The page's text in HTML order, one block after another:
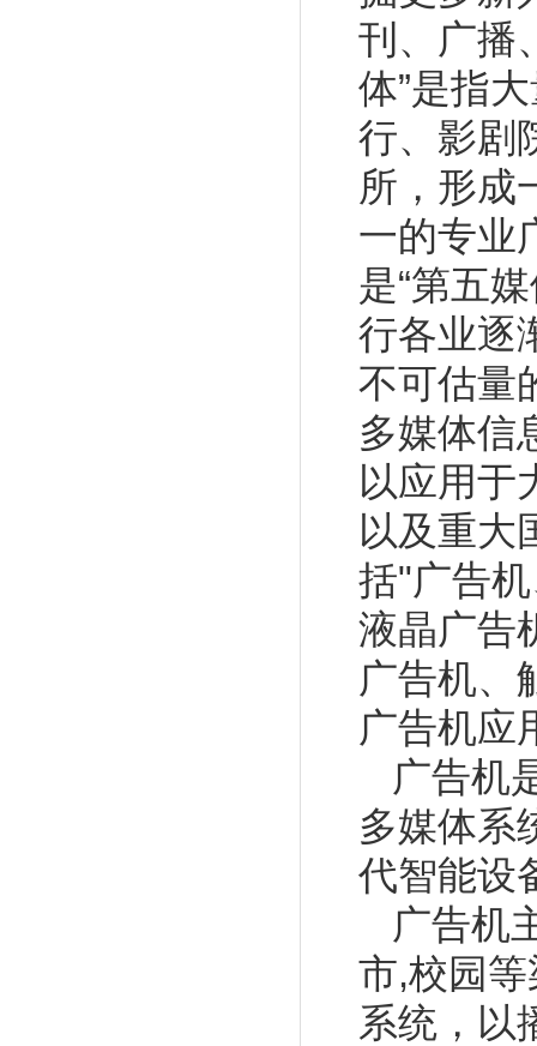
刊、广播
体”是指
行、影剧
所 ，形
一的专业
是“第五
行各业逐
不可估量
多媒体信
以应用于
以及重大
括"广告
液晶广告
广告机、
广告机应
广告机
多媒体系
代智能设
广告机
市,校园
系统，以